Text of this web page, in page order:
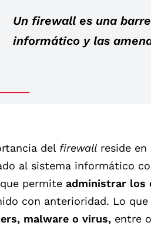
Un firewall es una
informático y las
del firewall reside
al sistema informático
permite administrar los
con anterioridad. Lo
malware o virus, entre